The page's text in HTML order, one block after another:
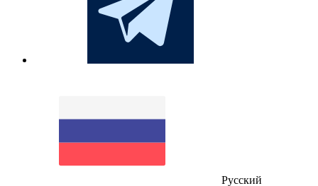
Русский